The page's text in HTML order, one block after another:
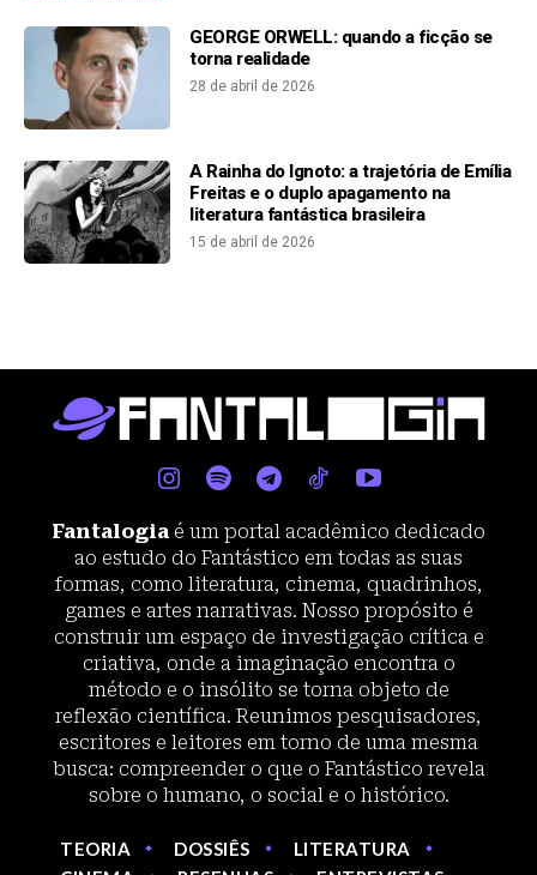
GEORGE ORWELL: quando a ficção se
torna realidade
28 de abril de 2026
A Rainha do Ignoto: a trajetória de Emília
Freitas e o duplo apagamento na
literatura fantástica brasileira
15 de abril de 2026
Fantalogia é um portal acadêmico dedicado
ao estudo do Fantástico em todas as suas
formas, como literatura, cinema, quadrinhos,
games e artes narrativas. Nosso propósito é
construir um espaço de investigação crítica e
criativa, onde a imaginação encontra o
método e o insólito se torna objeto de
reflexão científica. Reunimos pesquisadores,
escritores e leitores em torno de uma mesma
busca: compreender o que o Fantástico revela
sobre o humano, o social e o histórico.
TEORIA DOSSIÊS
LITERATURA